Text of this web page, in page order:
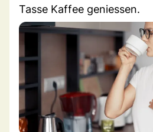
Tasse Kaffee geniessen.